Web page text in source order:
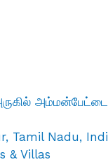
Tamil Nadu,
& Villas